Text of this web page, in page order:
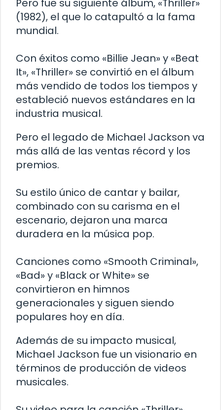
Pero fue su siguiente álbum, «Thriller»
(1982), el que lo catapultó a la fama
mundial.
Con éxitos como «Billie Jean» y «Beat
It», «Thriller» se convirtió en el álbum
más vendido de todos los tiempos y
estableció nuevos estándares en la
industria musical.
Pero el legado de Michael Jackson va
más allá de las ventas récord y los
premios.
Su estilo único de cantar y bailar,
combinado con su carisma en el
escenario, dejaron una marca
duradera en la música pop.
Canciones como «Smooth Criminal»,
«Bad» y «Black or White» se
convirtieron en himnos
generacionales y siguen siendo
populares hoy en día.
Además de su impacto musical,
Michael Jackson fue un visionario en
términos de producción de videos
musicales.